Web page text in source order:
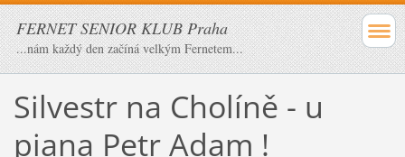
FERNET SENIOR KLUB Praha
...nám každý den začíná velkým Fernetem...
Silvestr na Cholíně - u
piana Petr Adam !